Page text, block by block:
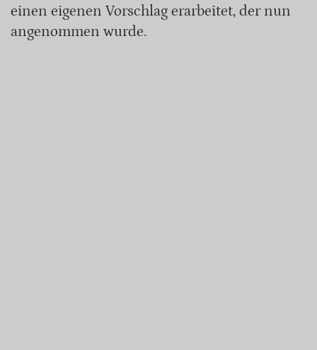
einen eigenen Vorschlag erarbeitet, der nun
angenommen wurde.